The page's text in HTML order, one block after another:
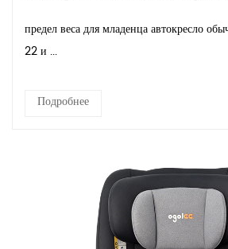
предел веса для младенца автокресло обычно находится между
22 и ...
Подробнее